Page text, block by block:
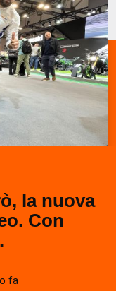
la nuova
Con
fa